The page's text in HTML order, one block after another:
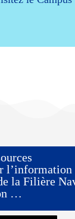
l’information
la Filière
…